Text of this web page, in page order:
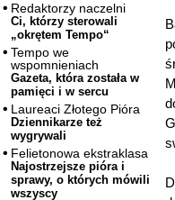
Redaktorzy naczelni
Ci, którzy sterowali
„okrętem Tempo“
Tempo we
wspomnieniach
Gazeta, która została w
pamięci i w sercu
Laureaci Złotego Pióra
Dziennikarze też
wygrywali
Felietonowa ekstraklasa
Najostrzejsze pióra i
sprawy, o których mówili
wszyscy